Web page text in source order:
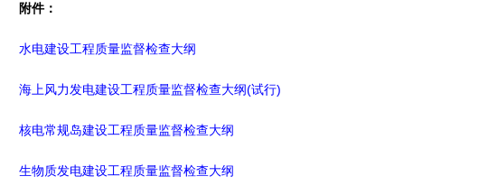
附件：
水电建设工程质量监督检查大纲
海上风力发电建设工程质量监督检查大纲(试行)
核电常规岛建设工程质量监督检查大纲
生物质发电建设工程质量监督检查大纲